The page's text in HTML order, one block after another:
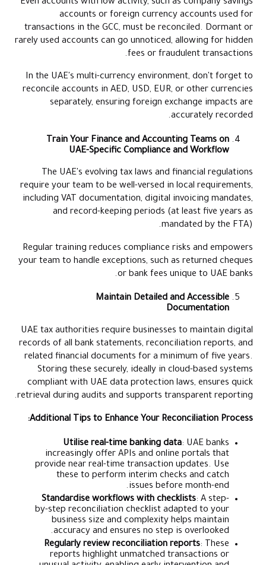
accounts or foreign currency accounts used for
transactions in the GCC, must be reconciled. Dormant or
rarely used accounts can go unnoticed, allowing for hidden
fees or fraudulent transactions.
In the UAE's multi-currency environment, don't forget to
reconcile accounts in AED, USD, EUR, or other currencies
separately, ensuring foreign exchange impacts are
accurately recorded.
Train Your Finance and Accounting Teams on
UAE-Specific Compliance and Workflow
The UAE's evolving tax laws and financial regulations
require your team to be well-versed in local requirements,
including VAT documentation, digital invoicing mandates,
and record-keeping periods (at least five years as
mandated by the FTA).
Regular training reduces compliance risks and empowers
your team to handle exceptions, such as returned cheques
or bank fees unique to UAE banks.
Maintain Detailed and Accessible
Documentation
UAE tax authorities require businesses to maintain digital
records of all bank statements, reconciliation reports, and
related financial documents for a minimum of five years.
Storing these securely, ideally in cloud-based systems
compliant with UAE data protection laws, ensures quick
retrieval during audits and supports transparent reporting.
Additional Tips to Enhance Your Reconciliation Process:
Utilise real-time banking data: UAE banks
increasingly offer APIs and online portals that
provide near real-time transaction updates. Use
these to perform interim checks and catch
issues before month-end.
Standardise workflows with checklists: A step-
by-step reconciliation checklist adapted to your
business size and complexity helps maintain
accuracy and ensures no step is overlooked.
Regularly review reconciliation reports: These
reports highlight unmatched transactions or